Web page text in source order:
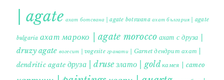
| agate ахат ботсвана | agate botswana ахат българия | agate
bulgaria ахат мароко | agate morocco ахат с друза |
druzy agate вогесит | vogesite гранати | Garnet дендрит ахат |
dendritic agate друза | druse злато | gold камея | cameo